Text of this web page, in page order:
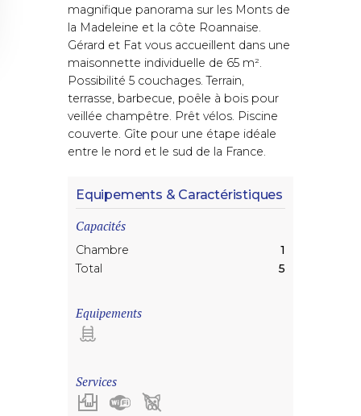
magnifique panorama sur les Monts de
la Madeleine et la côte Roannaise.
Gérard et Fat vous accueillent dans une
maisonnette individuelle de 65 m².
Possibilité 5 couchages. Terrain,
terrasse, barbecue, poêle à bois pour
veillée champêtre. Prêt vélos. Piscine
couverte. Gîte pour une étape idéale
entre le nord et le sud de la France.
Equipements & Caractéristiques
Capacités
Chambre
1
Total
5
Equipements
Services